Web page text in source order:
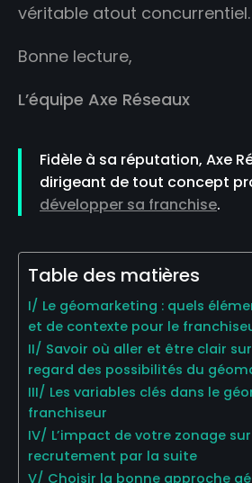
véritable atout concurrentiel.
Bonne lecture,
L’équipe Axe Réseaux
Fidèle à sa réputation, Axe
dirigeant de tout concept
développer sa franchise.
Table des matières
I/ Le géomarketing : quels
et de contexte pour le
II/ Savoir où aller et être clair
regard des possibilités du
III/ Les variables clés dans le
franchiseur
IV/ L’impact de votre zonage
recrutement par la suite
V/ Choisir la bonne approche